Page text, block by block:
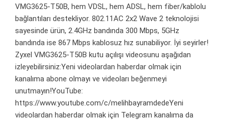
VMG3625-T50B, hem VDSL, hem ADSL, hem fiber/kablolu
bağlantıları destekliyor. 802.11AC 2x2 Wave 2 teknolojisi
sayesinde ürün, 2.4GHz bandında 300 Mbps, 5GHz
bandında ise 867 Mbps kablosuz hız sunabiliyor. İyi seyirler!
Zyxel VMG3625-T50B kutu açılışı videosunu aşağıdan
izleyebilirsiniz:Yeni videolardan haberdar olmak için
kanalıma abone olmayı ve videoları beğenmeyi
unutmayın!YouTube:
https://www.youtube.com/c/melihbayramdedeYeni
videolardan haberdar olmak için Telegram kanalıma da